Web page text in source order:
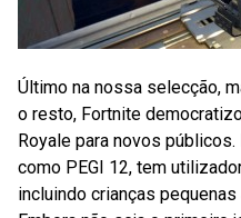
Último na nossa selecção,
o resto, Fortnite
Royale para novos
como PEGI 12, tem
incluindo crianças